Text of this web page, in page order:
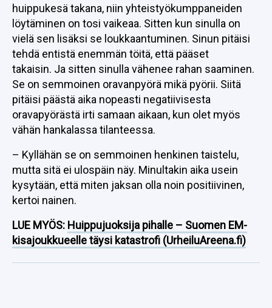
huippukesä takana, niin yhteistyökumppaneiden
löytäminen on tosi vaikeaa. Sitten kun sinulla on
vielä sen lisäksi se loukkaantuminen. Sinun pitäisi
tehdä entistä enemmän töitä, että pääset
takaisin. Ja sitten sinulla vähenee rahan saaminen.
Se on semmoinen oravanpyörä mikä pyörii. Siitä
pitäisi päästä aika nopeasti negatiivisesta
oravapyörästä irti samaan aikaan, kun olet myös
vähän hankalassa tilanteessa.
– Kyllähän se on semmoinen henkinen taistelu,
mutta sitä ei ulospäin näy. Minultakin aika usein
kysytään, että miten jaksan olla noin positiivinen,
kertoi nainen.
LUE MYÖS: Huippujuoksija pihalle – Suomen EM-
kisajoukkueelle täysi katastrofi (UrheiluAreena.fi)